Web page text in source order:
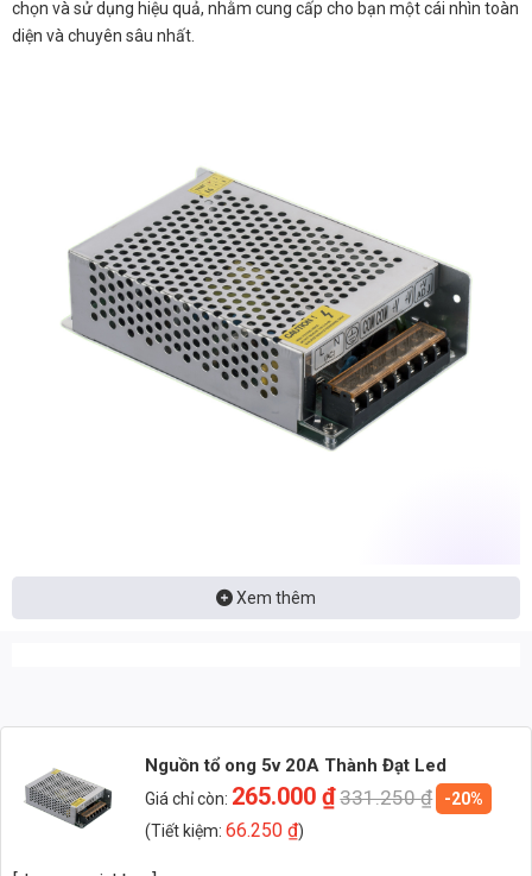
chọn và sử dụng hiệu quả, nhằm cung cấp cho bạn một cái nhìn toàn
diện và chuyên sâu nhất.
Đặc Điểm Nổi Bật Của Nguồn Tổ Ong 5V 20A
Nguồn tổ ong 5V 20A Thành Đạt LED được thiết kế để cung cấp
giúp dễ dàng lắp đặt trong nhiều không gian khác nhau, từ các ứng
dụng chiếu sáng trong nhà đến các dự án chiếu sáng ngoài trời quy
mô lớn.
Xem thêm
Nguồn tổ ong 5v 20A Thành Đạt Led
Giá chỉ còn: 265.000₫331.250₫
-20%
(Tiết kiệm:66.250₫)